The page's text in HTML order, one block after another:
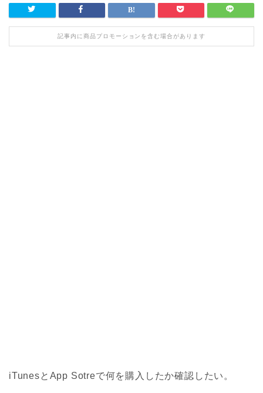
記事内に商品プロモーションを含む場合があります
iTunesとApp Sotreで何を購入したか確認したい。